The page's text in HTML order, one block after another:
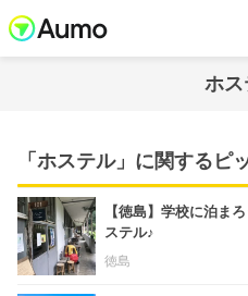
ホス
「ホステル」に関するピ
【徳島】学校に泊ま
ステル♪
徳島